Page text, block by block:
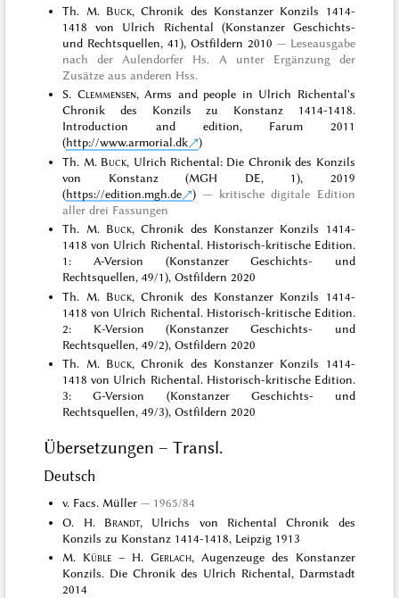
Th. M. Buck, Chronik des Konstanzer Konzils 1414-
1418 von Ulrich Richental (Konstanzer Geschichts-
und Rechtsquellen, 41), Ostfildern 2010
Leseausgabe
nach der Aulendorfer Hs. A unter Ergänzung der
Zusätze aus anderen Hss.
S. Clemmensen, Arms and people in Ulrich Richental's
Chronik des Konzils zu Konstanz 1414-1418.
Introduction and edition, Farum 2011
(http://www.armorial.dk
)
Th. M. Buck, Ulrich Richental: Die Chronik des Konzils
von Konstanz (MGH DE, 1), 2019
(https://edition.mgh.de )
kritische digitale Edition
aller drei Fassungen
Th. M. Buck, Chronik des Konstanzer Konzils 1414-
1418 von Ulrich Richental. Historisch-kritische Edition.
1: A-Version (Konstanzer Geschichts- und
Rechtsquellen, 49/1), Ostfildern 2020
Th. M. Buck, Chronik des Konstanzer Konzils 1414-
1418 von Ulrich Richental. Historisch-kritische Edition.
2: K-Version (Konstanzer Geschichts- und
Rechtsquellen, 49/2), Ostfildern 2020
Th. M. Buck, Chronik des Konstanzer Konzils 1414-
1418 von Ulrich Richental. Historisch-kritische Edition.
3: G-Version (Konstanzer Geschichts- und
Rechtsquellen, 49/3), Ostfildern 2020
Übersetzungen – Transl.
Deutsch
v. Facs. Müller
1965/84
O. H. Brandt, Ulrichs von Richental Chronik des
Konzils zu Konstanz 1414-1418, Leipzig 1913
M. Küble – H. Gerlach, Augenzeuge des Konstanzer
Konzils. Die Chronik des Ulrich Richental, Darmstadt
2014